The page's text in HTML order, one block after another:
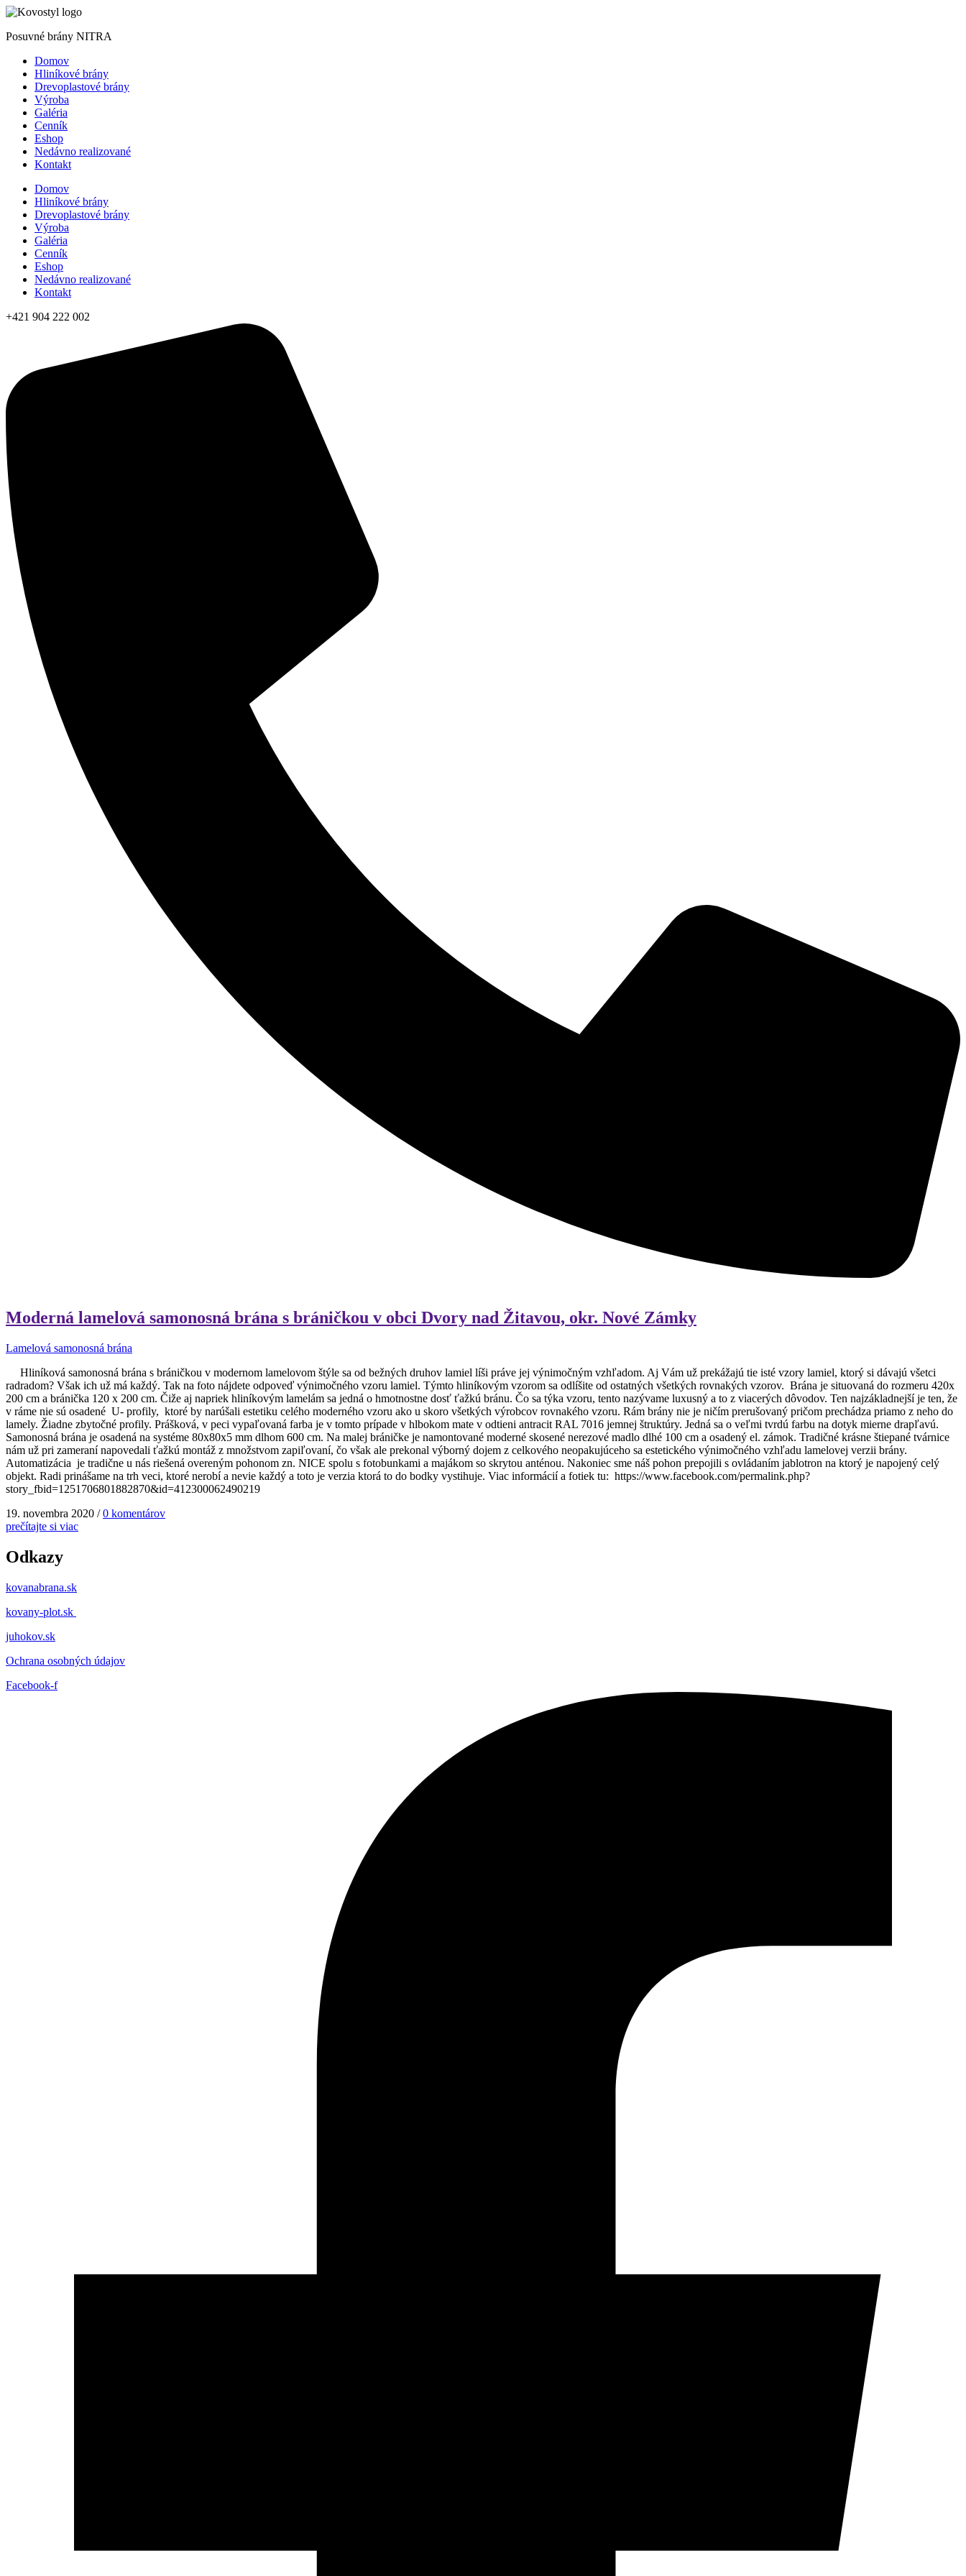
Posuvné brány NITRA
Domov
Hliníkové brány
Drevoplastové brány
Výroba
Galéria
Cenník
Eshop
Nedávno realizované
Kontakt
Domov
Hliníkové brány
Drevoplastové brány
Výroba
Galéria
Cenník
Eshop
Nedávno realizované
Kontakt
+421 904 222 002
Moderná lamelová samonosná brána s bráničkou v obci Dvory nad Žitavou, okr. Nové Zámky
Lamelová samonosná brána
Hliníková samonosná brána s bráničkou v modernom lamelovom štýle sa od bežných druhov lamiel líši práve jej výnimočným vzhľadom. Aj Vám už prekážajú tie isté vzory lamiel, ktorý si dávajú všetci
radradom? Však ich už má každý. Tak na foto nájdete odpoveď výnimočného vzoru lamiel. Týmto hliníkovým vzorom sa odlíšite od ostatných všetkých rovnakých vzorov. Brána je situovaná do rozmeru 420x
200 cm a bránička 120 x 200 cm. Čiže aj napriek hliníkovým lamelám sa jedná o hmotnostne dosť ťažkú bránu. Čo sa týka vzoru, tento nazývame luxusný a to z viacerých dôvodov. Ten najzákladnejší je ten, že
v ráme nie sú osadené U- profily, ktoré by narúšali estetiku celého moderného vzoru ako u skoro všetkých výrobcov rovnakého vzoru. Rám brány nie je ničím prerušovaný pričom prechádza priamo z neho do
lamely. Žiadne zbytočné profily. Prášková, v peci vypaľovaná farba je v tomto prípade v hlbokom mate v odtieni antracit RAL 7016 jemnej štruktúry. Jedná sa o veľmi tvrdú farbu na dotyk mierne drapľavú.
Samonosná brána je osadená na systéme 80x80x5 mm dlhom 600 cm. Na malej bráničke je namontované moderné skosené nerezové madlo dlhé 100 cm a osadený el. zámok. Tradičné krásne štiepané tvárnice
nám už pri zameraní napovedali ťažkú montáž z množstvom zapiľovaní, čo však ale prekonal výborný dojem z celkového neopakujúceho sa estetického výnimočného vzhľadu lamelovej verzii brány.
Automatizácia je tradične u nás riešená overeným pohonom zn. NICE spolu s fotobunkami a majákom so skrytou anténou. Nakoniec sme náš pohon prepojili s ovládaním jablotron na ktorý je napojený celý
objekt. Radi prinášame na trh veci, ktoré nerobí a nevie každý a toto je verzia ktorá to do bodky vystihuje. Viac informácií a fotiek tu: https://www.facebook.com/permalink.php?
story_fbid=1251706801882870&id=412300062490219
19. novembra 2020 / 0 komentárov
prečítajte si viac
Odkazy
kovanabrana.sk
kovany-plot.sk
juhokov.sk
Ochrana osobných údajov
Facebook-f